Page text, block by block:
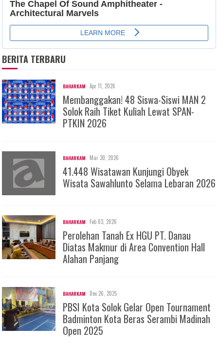
BERITA TERBARU
BAHARKAM Apr 11, 2026
Membanggakan! 48 Siswa-Siswi MAN 2
Solok Raih Tiket Kuliah Lewat SPAN-
PTKIN 2026
BAHARKAM Mar 30, 2026
41.448 Wisatawan Kunjungi Obyek
Wisata Sawahlunto Selama Lebaran 2026
BAHARKAM Feb 03, 2026
Perolehan Tanah Ex HGU PT. Danau
Diatas Makmur di Area Convention Hall
Alahan Panjang
BAHARKAM Dec 26, 2025
PBSI Kota Solok Gelar Open Tournament
Badminton Kota Beras Serambi Madinah
Open 2025